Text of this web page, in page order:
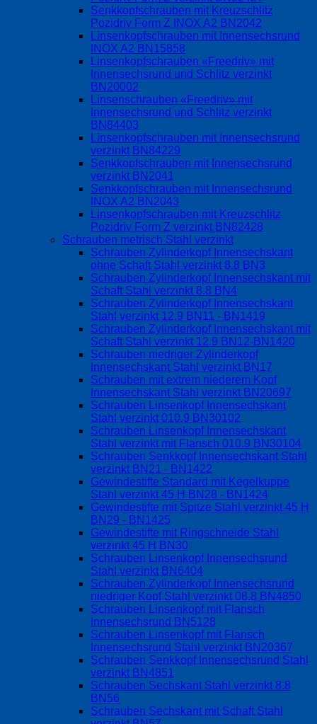
Senkkopfschrauben mit Kreuzschlitz
Pozidriv Form Z INOX A2 BN2042
Linsenkopfschrauben mit Innensechsrund
INOX A2 BN15858
Linsenkopfschrauben «Freedriv» mit
Innensechsrund und Schlitz verzinkt
BN20002
Linsenschrauben «Freedriv» mit
Innensechsrund und Schlitz verzinkt
BN84403
Linsenkopfschrauben mit Innensechsrund
verzinkt BN84229
Senkkopfschrauben mit Innensechsrund
verzinkt BN2041
Senkkopfschrauben mit Innensechsrund
INOX A2 BN2043
Linsenkopfschrauben mit Kreuzschlitz
Pozidriv Form Z verzinkt BN82428
Schrauben metrisch Stahl verzinkt
Schrauben Zylinderkopf Innensechskant
ohne Schaft Stahl verzinkt 8.8 BN3
Schrauben Zylinderkopf Innensechskant mit
Schaft Stahl verzinkt 8.8 BN4
Schrauben Zylinderkopf Innensechskant
Stahl verzinkt 12.9 BN11 - BN1419
Schrauben Zylinderkopf Innensechskant mit
Schaft Stahl verzinkt 12.9 BN12-BN1420
Schrauben niedriger Zylinderkopf
Innensechskant Stahl verzinkt BN17
Schrauben mit extrem niederem Kopf
Innensechskant Stahl verzinkt BN20697
Schrauben Linsenkopf Innensechskant
Stahl verzinkt 010.9 BN30102
Schrauben Linsenkopf Innensechskant
Stahl verzinkt mit Flansch 010.9 BN30104
Schrauben Senkkopf Innensechskant Stahl
verzinkt BN21 - BN1422
Gewindestifte Standard mit Kegelkuppe
Stahl verzinkt 45 H BN28 - BN1424
Gewindestifte mit Spitze Stahl verzinkt 45 H
BN29 - BN1425
Gewindestifte mit Ringschneide Stahl
verzinkt 45 H BN30
Schrauben Linsenkopf Innensechsrund
Stahl verzinkt BN6404
Schrauben Zylinderkopf Innensechsrund
niedriger Kopf Stahl verzinkt 08.8 BN4850
Schrauben Linsenkopf mit Flansch
Innensechsrund BN5128
Schrauben Linsenkopf mit Flansch
Innensechsrund Stahl verzinkt BN20367
Schrauben Senkkopf Innensechsrund Stahl
verzinkt BN4851
Schrauben Sechskant Stahl verzinkt 8.8
BN56
Schrauben Sechskant mit Schaft Stahl